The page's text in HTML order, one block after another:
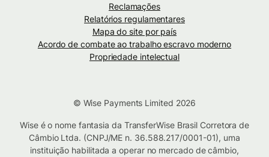
Reclamações
Relatórios regulamentares
Mapa do site por país
Acordo de combate ao trabalho escravo moderno
Propriedade intelectual
© Wise Payments Limited 2026
Wise é o nome fantasia da TransferWise Brasil Corretora de
Câmbio Ltda. (CNPJ/ME n. 36.588.217/0001-01), uma
instituição habilitada a operar no mercado de câmbio,